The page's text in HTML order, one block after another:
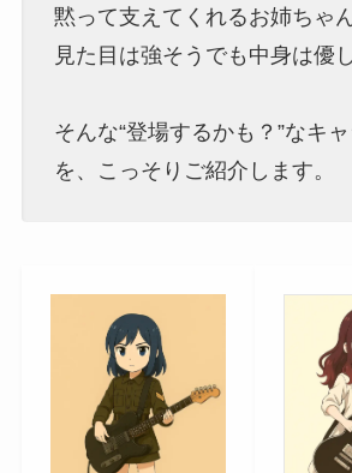
黙って支えてくれるお姉ちゃん
見た目は強そうでも中身は
そんな“登場するかも？”なキ
を、こっそりご紹介します。